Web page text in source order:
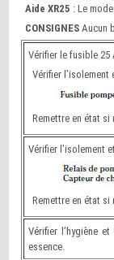
Aide XR25 : Le
CONSIGNES Aucun
Vérifier le fusible 25
Vérifier
Remettre en état si
Vérifier l’isolement
Remettre en état si
Vérifier l’hygiène
essence.